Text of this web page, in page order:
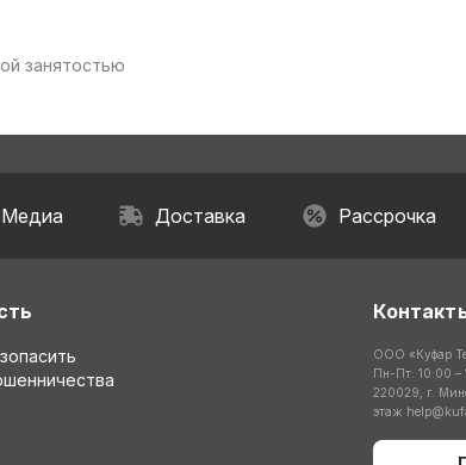
занятостью
Доставка Рассрочка
ООО «Куфар
Пн-Пт: 10:00 –
220029, г.
этаж